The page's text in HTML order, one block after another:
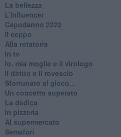
La bellezza
L’Influencer
​Capodanno 2222
Il ceppo
Alla rotatoria
In tv
Io, mia moglie e il virologo
Il diritto e il rovescio
Sfortunato al gioco...
Un concetto superato
La dedica
In pizzeria
Al supermercato
Semafori